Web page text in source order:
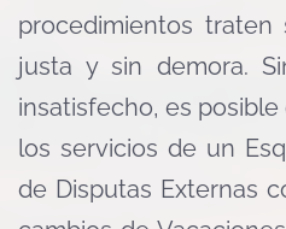
procedimientos
justa y sin demora.
insatisfecho, es
los servicios de un
de Disputas Externas